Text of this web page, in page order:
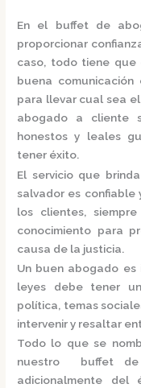
En el buffet de
proporcionar
caso, todo tiene que
buena
para llevar cual sea
abogado a cliente
honestos y leales
tener éxito.
El servicio que
salvador es confiable
los clientes,
conocimiento para
causa de la justicia.
Un buen abogado
leyes debe tener
política, temas
intervenir y resaltar
Todo lo que se
nuestro
buffet de
adicionalmente del